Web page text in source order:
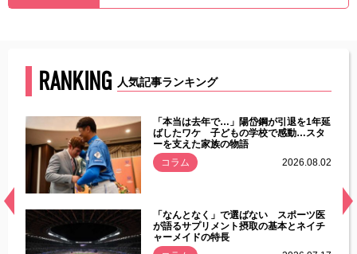
RANKING 人気記事ランキング
常
「本当は去年で…」陽岱鋼が引退を1年延
ばしたワケ 子どもの学校で感動…スタ
ーを支えた家族の物語
コラム
2026.08.02
「なんとなく」で選ばない スポーツ医
が語るサプリメント摂取の基本とネイチ
ャーメイドの特長